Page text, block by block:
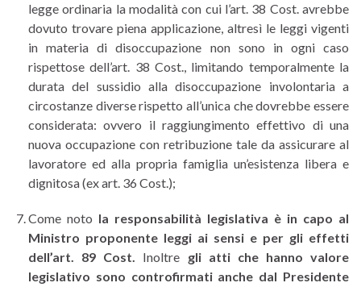
legge ordinaria la modalità con cui l’art. 38 Cost. avrebbe
dovuto trovare piena applicazione, altresì le leggi vigenti
in materia di disoccupazione non sono in ogni caso
rispettose dell’art. 38 Cost., limitando temporalmente la
durata del sussidio alla disoccupazione involontaria a
circostanze diverse rispetto all’unica che dovrebbe essere
considerata: ovvero il raggiungimento effettivo di una
nuova occupazione con retribuzione tale da assicurare al
lavoratore ed alla propria famiglia un’esistenza libera e
dignitosa (ex art. 36 Cost.);
Come noto la responsabilità legislativa è in capo al
Ministro proponente leggi ai sensi e per gli effetti
dell’art. 89 Cost. Inoltre gli atti che hanno valore
legislativo sono controfirmati anche dal Presidente